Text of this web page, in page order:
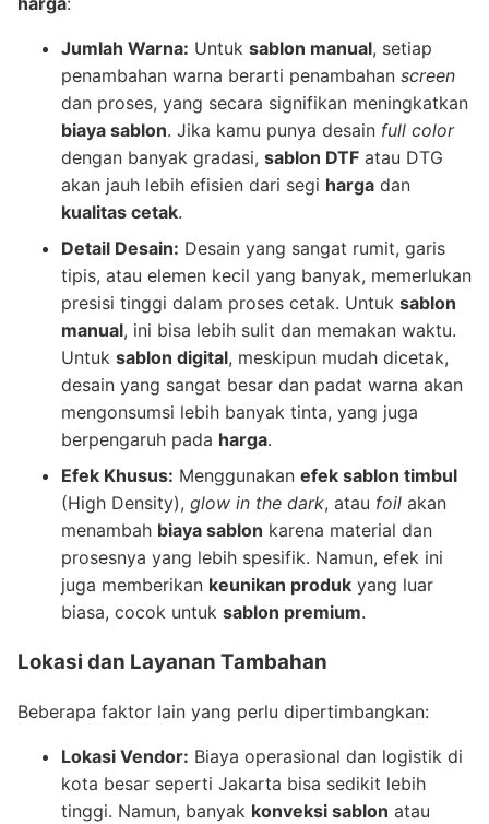
Jumlah Warna: Untuk sablon manual, setiap
penambahan warna berarti penambahan screen
dan proses, yang secara signifikan meningkatkan
biaya sablon. Jika kamu punya desain full color
dengan banyak gradasi, sablon DTF atau DTG
akan jauh lebih efisien dari segi harga dan
kualitas cetak.
Detail Desain: Desain yang sangat rumit, garis
tipis, atau elemen kecil yang banyak, memerlukan
presisi tinggi dalam proses cetak. Untuk sablon
manual, ini bisa lebih sulit dan memakan waktu.
Untuk sablon digital, meskipun mudah dicetak,
desain yang sangat besar dan padat warna akan
mengonsumsi lebih banyak tinta, yang juga
berpengaruh pada harga.
Efek Khusus: Menggunakan efek sablon timbul
(High Density), glow in the dark, atau foil akan
menambah biaya sablon karena material dan
prosesnya yang lebih spesifik. Namun, efek ini
juga memberikan keunikan produk yang luar
biasa, cocok untuk sablon premium.
Lokasi dan Layanan Tambahan
Beberapa faktor lain yang perlu dipertimbangkan:
Lokasi Vendor: Biaya operasional dan logistik di
kota besar seperti Jakarta bisa sedikit lebih
tinggi. Namun, banyak konveksi sablon atau